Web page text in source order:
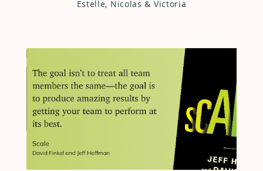
Estelle, Nicolas & Victoria